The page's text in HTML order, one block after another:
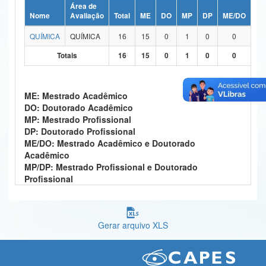
Ministério da Ciência, Tecnologia, Inovações e Comunicações
Ministério do Meio Ambiente
Controladoria-Geral da União
Ministério da Mulher, da Família e dos Direitos Humanos
Secretaria-Geral
Secretaria de Governo
Nome
Área de
Avaliação
Total ME DO MP DP ME/DO
QUÍMICA
QUÍMICA 16 15 0 1 0 0
Totais
16 15 0 1 0 0
ME: Mestrado Acadêmico
DO: Doutorado Acadêmico
MP: Mestrado Profissional
DP: Doutorado Profissional
ME/DO: Mestrado Acadêmico e Doutorado
Acadêmico
MP/DP: Mestrado Profissional e Doutorado
Profissional
Gerar arquivo XLS